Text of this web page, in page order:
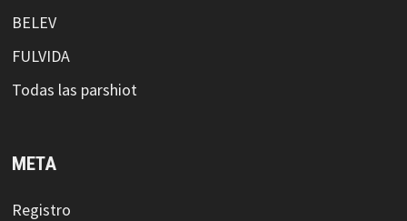
BELEV
FULVIDA
Todas las parshiot
META
Registro